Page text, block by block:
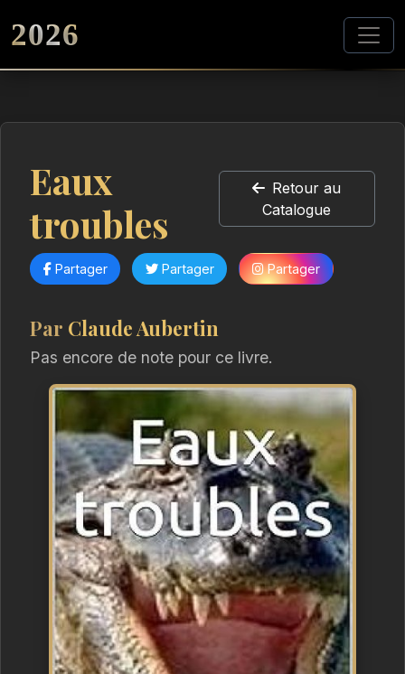
2026
Eaux
troubles
Retour au
Catalogue
Partager Partager Partager
Par Claude Aubertin
Pas encore de note pour ce livre.